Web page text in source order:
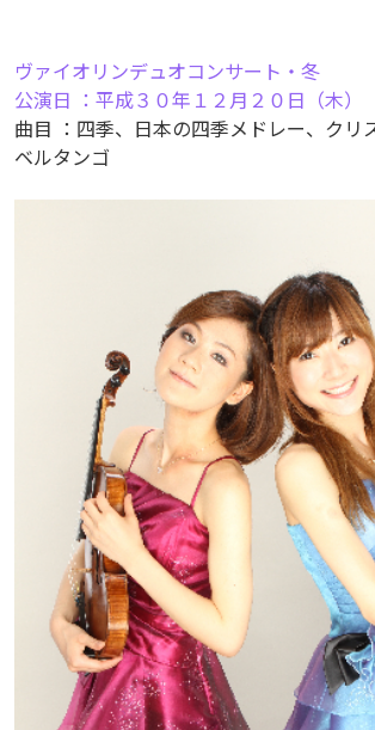
ヴァイオリンデュオコンサート・冬
公演日 ：平成３０年１２月２０日（木）
曲目 ：四季、日本の四季メドレー、クリ
ベルタンゴ